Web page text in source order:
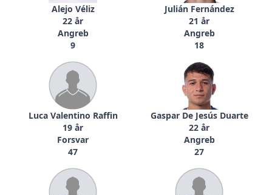
Alejo Véliz
22 år
Angreb
9
Julián Fernández
21 år
Angreb
18
Luca Valentino Raffin
19 år
Forsvar
47
Gaspar De Jesús Duarte
22 år
Angreb
27